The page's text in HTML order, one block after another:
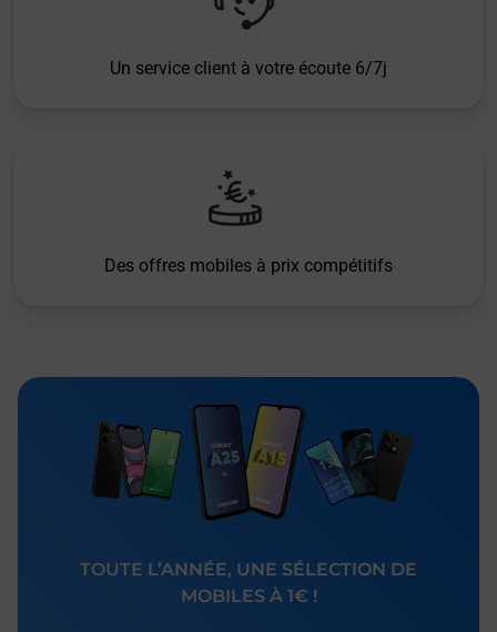
Un service client à votre écoute 6/7j
Des offres mobiles à prix compétitifs
TOUTE L’ANNÉE, UNE SÉLECTION DE
MOBILES À 1€ !